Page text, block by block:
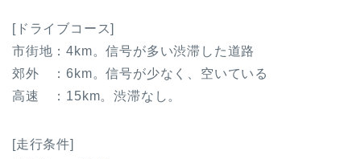
[ドライブコース]
市街地：4km。信号が多い渋滞した道路
郊外 ：6km。信号が少なく、空いている
高速 ：15km。渋滞なし。
[走行条件]